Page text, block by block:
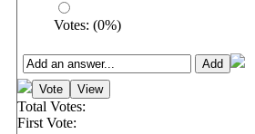
Votes: (0%)
Total Votes:
First Vote: